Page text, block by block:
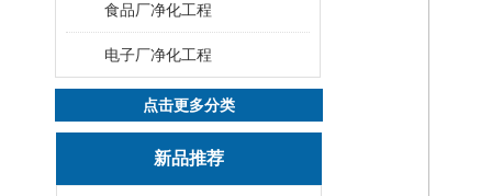
食品厂净化工程
电子厂净化工程
点击更多分类
新品推荐